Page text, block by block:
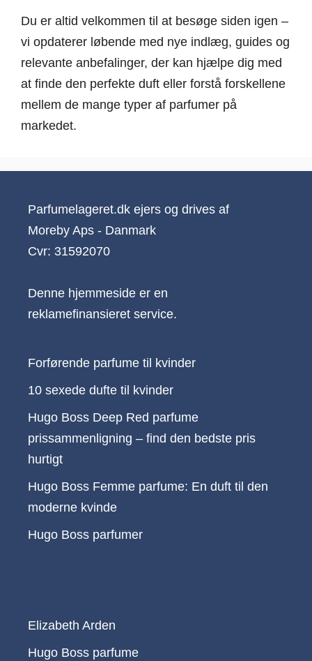
Du er altid velkommen til at besøge siden igen –
vi opdaterer løbende med nye indlæg, guides og
relevante anbefalinger, der kan hjælpe dig med
at finde den perfekte duft eller forstå forskellene
mellem de mange typer af parfumer på
markedet.
Parfumelageret.dk ejers og drives af
Moreby Aps - Danmark
Cvr: 31592070
Denne hjemmeside er en
reklamefinansieret service.
Forførende parfume til kvinder
10 sexede dufte til kvinder
Hugo Boss Deep Red parfume
prissammenligning – find den bedste pris
hurtigt
Hugo Boss Femme parfume: En duft til den
moderne kvinde
Hugo Boss parfumer
Elizabeth Arden
Hugo Boss parfume